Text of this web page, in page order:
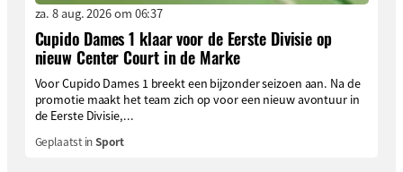
za. 8 aug. 2026 om 06:37
Cupido Dames 1 klaar voor de Eerste Divisie op
nieuw Center Court in de Marke
Voor Cupido Dames 1 breekt een bijzonder seizoen aan. Na de
promotie maakt het team zich op voor een nieuw avontuur in
de Eerste Divisie,...
Geplaatst inSport